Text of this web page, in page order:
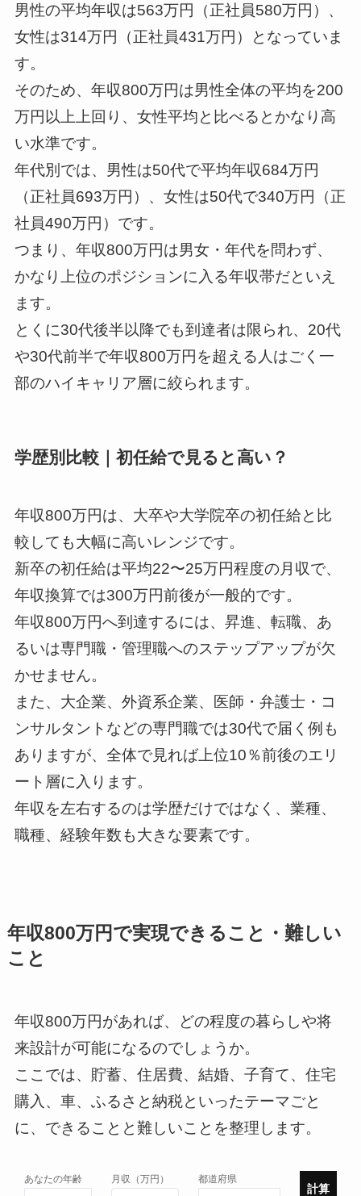
男性の平均年収は563万円（正社員580万円）、
女性は314万円（正社員431万円）となっていま
す。
そのため、年収800万円は男性全体の平均を200
万円以上上回り、女性平均と比べるとかなり高
い水準です。
年代別では、男性は50代で平均年収684万円
（正社員693万円）、女性は50代で340万円（正
社員490万円）です。
つまり、年収800万円は男女・年代を問わず、
かなり上位のポジションに入る年収帯だといえ
ます。
とくに30代後半以降でも到達者は限られ、20代
や30代前半で年収800万円を超える人はごく一
部のハイキャリア層に絞られます。
学歴別比較｜初任給で見ると高い？
年収800万円は、大卒や大学院卒の初任給と比
較しても大幅に高いレンジです。
新卒の初任給は平均22〜25万円程度の月収で、
年収換算では300万円前後が一般的です。
年収800万円へ到達するには、昇進、転職、あ
るいは専門職・管理職へのステップアップが欠
かせません。
また、大企業、外資系企業、医師・弁護士・コ
ンサルタントなどの専門職では30代で届く例も
ありますが、全体で見れば上位10％前後のエリ
ート層に入ります。
年収を左右するのは学歴だけではなく、業種、
職種、経験年数も大きな要素です。
年収800万円で実現できること・難しい
こと
年収800万円があれば、どの程度の暮らしや将
来設計が可能になるのでしょうか。
ここでは、貯蓄、住居費、結婚、子育て、住宅
購入、車、ふるさと納税といったテーマごと
に、できることと難しいことを整理します。
あなたの年齢 月収（万円） 都道府県
計算